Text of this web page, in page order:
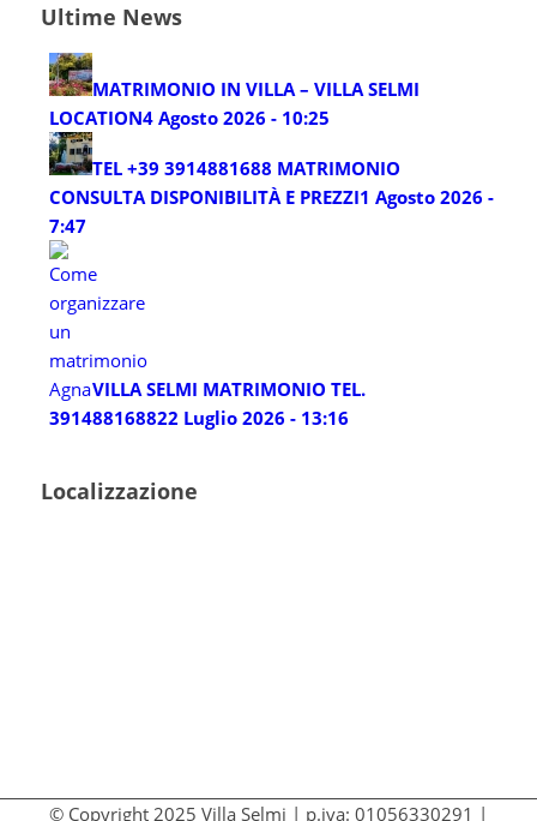
Ultime News
MATRIMONIO IN VILLA – VILLA SELMI
LOCATION4 Agosto 2026 - 10:25
TEL +39 3914881688 MATRIMONIO
CONSULTA DISPONIBILITÀ E PREZZI1 Agosto 2026 -
7:47
VILLA SELMI MATRIMONIO TEL.
391488168822 Luglio 2026 - 13:16
Localizzazione
© Copyright 2025 Villa Selmi | p.iva: 01056330291 |